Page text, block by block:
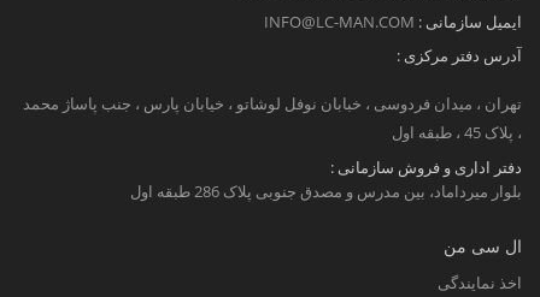
ایمیل سازمانی : INFO@LC-MAN.COM
آدرس دفتر مرکزی :
تهران ، میدان فردوسی ، خبابان نوفل لوشاتو ، خیابان پارس ، جنب پاساژ محمد
، پلاک 45 ، طبقه اول
دفتر اداری و فروش سازمانی :
بلوار میرداماد، بین مدرس و مصدق جنوبی پلاک 286 طبقه اول
ال سی من
اخذ نمایندگی